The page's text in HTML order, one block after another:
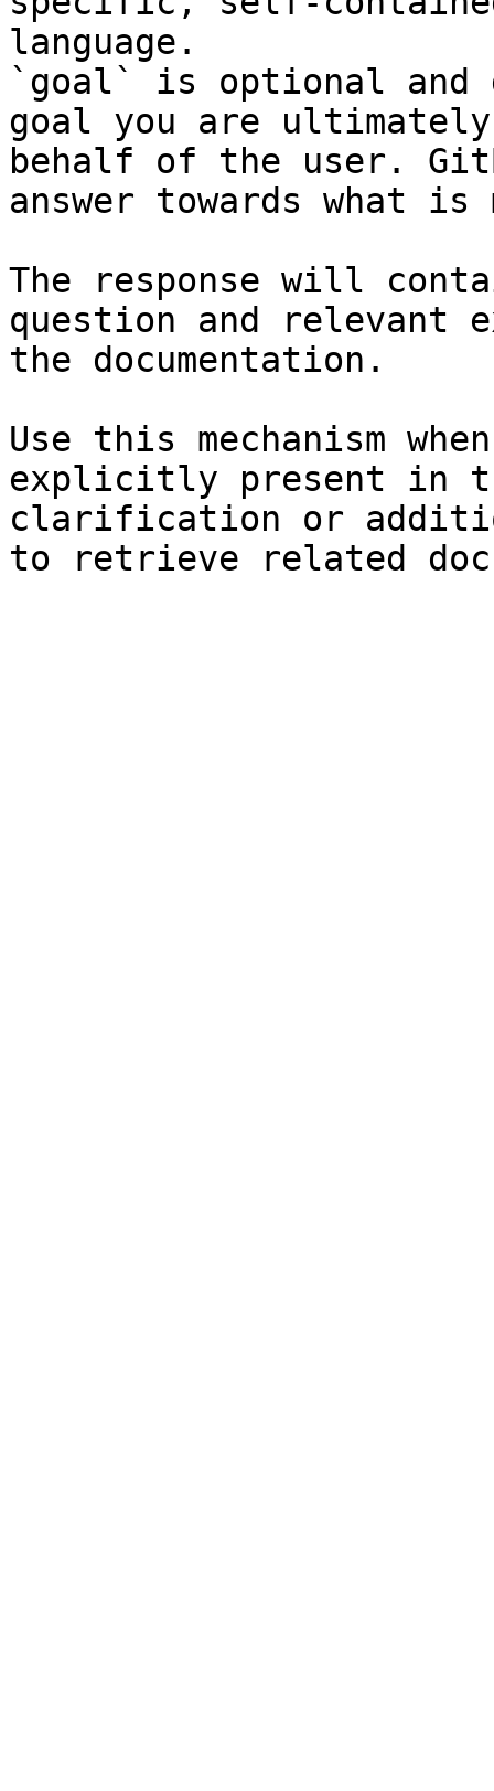
language.
`goal` is optional and
goal you are
behalf of the user.
answer towards what
The response will
question and relevant
the documentation.
Use this mechanism
explicitly present in
clarification or